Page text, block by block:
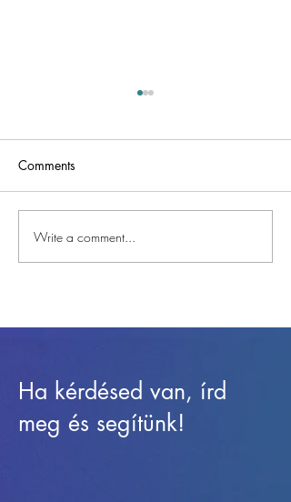
Szénhidrátlemerítő edzés
Comments
Write a comment...
Ha kérdésed van, írd
meg és segítünk!